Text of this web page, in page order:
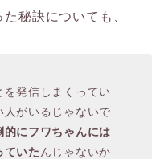
秘訣についても、
発信しまくってい
がいるじゃないで
にフワちゃんには
ていた んじゃないか